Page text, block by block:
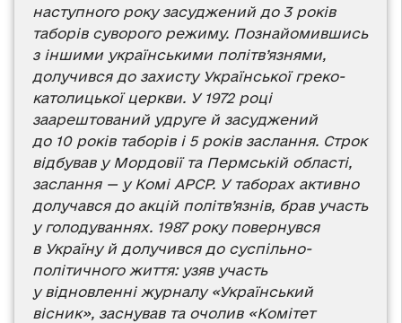
наступного року засуджений до 3 років
таборів суворого режиму. Познайомившись
з іншими українськими політв’язнями,
долучився до захисту Української греко-
католицької церкви. У 1972 році
заарештований удруге й засуджений
до 10 років таборів і 5 років заслання. Строк
відбував у Мордовії та Пермській області,
заслання — у Комі АРСР. У таборах активно
долучався до акцій політв’язнів, брав участь
у голодуваннях. 1987 року повернувся
в Україну й долучився до суспільно-
політичного життя: узяв участь
у відновленні журналу «Український
вісник», заснував та очолив «Комітет